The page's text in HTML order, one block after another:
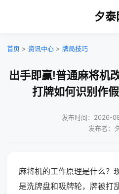
夕泰
首页 > 资讯中心 > 牌局技巧
出手即赢!普通麻将机
打牌如何识别作
发布时间：2026-
发布者：
麻将机的工作原理是什么？
是洗牌盘和吸牌轮，牌被打